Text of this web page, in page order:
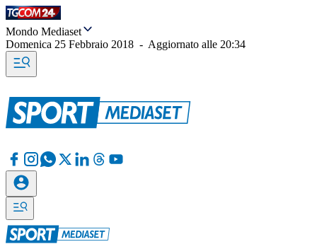
Mondo Mediaset
Domenica 25 Febbraio 2018 - Aggiornato alle 20:34